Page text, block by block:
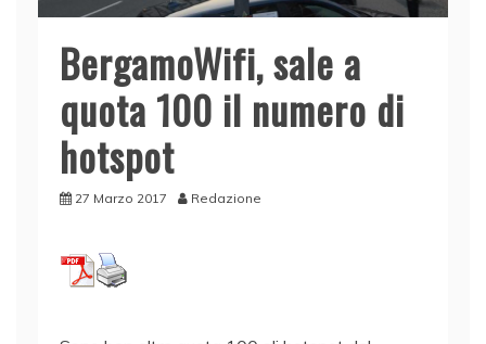
BergamoWifi, sale a
quota 100 il numero di
hotspot
27 Marzo 2017 Redazione